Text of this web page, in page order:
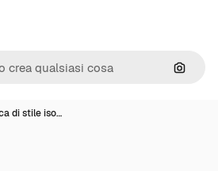
Cerca
di stile iso…